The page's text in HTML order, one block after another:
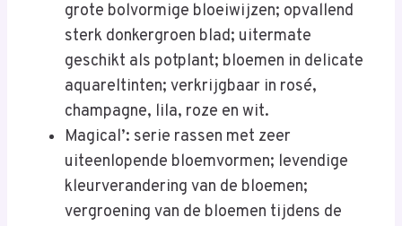
grote bolvormige bloeiwijzen; opvallend
sterk donkergroen blad; uitermate
geschikt als potplant; bloemen in delicate
aquareltinten; verkrijgbaar in rosé,
champagne, lila, roze en wit.
Magical’: serie rassen met zeer
uiteenlopende bloemvormen; levendige
kleurverandering van de bloemen;
vergroening van de bloemen tijdens de